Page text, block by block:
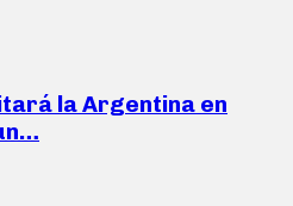
la Argentina en